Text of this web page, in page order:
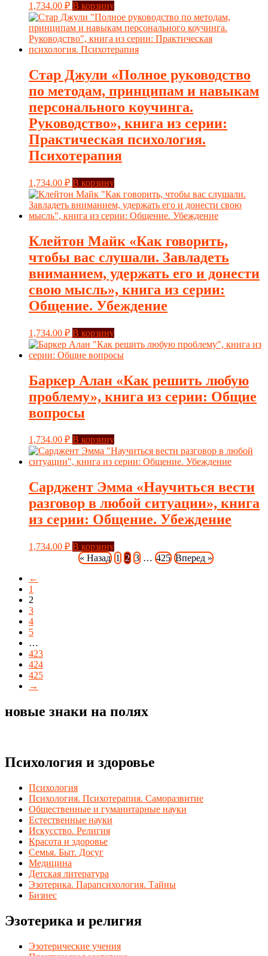
1,734.00 ₽ В корзину
Стар Джули «Полное руководство
по методам, принципам и навыкам
персонального коучинга.
Руководство», книга из серии:
Практическая психология.
Психотерапия
1,734.00 ₽ В корзину
Клейтон Майк «Как говорить,
чтобы вас слушали. Завладеть
вниманием, удержать его и донести
свою мысль», книга из серии:
Общение. Убеждение
1,734.00 ₽ В корзину
Баркер Алан «Как решить любую
проблему», книга из серии: Общие
вопросы
1,734.00 ₽ В корзину
Сарджент Эмма «Научиться вести
разговор в любой ситуации», книга
из серии: Общение. Убеждение
1,734.00 ₽ В корзину
« Назад 1 2 3 … 425 Вперед »
←
1
2
3
4
5
…
423
424
425
→
новые знаки на полях
Психология и здоровье
Психология
Психология. Психотерапия. Саморазвитие
Общественные и гуманитарные науки
Естественные науки
Искусство. Религия
Красота и здоровье
Семья. Быт. Досуг
Медицина
Детская литература
Эзотерика. Парапсихология. Тайны
Бизнес
Эзотерика и религия
Эзотерические учения